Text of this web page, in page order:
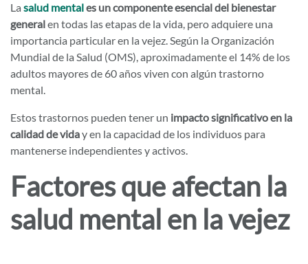
La salud mentales un componente esencial del bienestar
generalen todas las etapas de la vida, pero adquiere una
importancia particular en la vejez. Según la Organización
Mundial de la Salud (OMS), aproximadamente el 14% de los
adultos mayores de 60 años viven con algún trastorno
mental.
Estos trastornos pueden tener un impacto significativo en la
calidad de viday en la capacidad de los individuos para
mantenerse independientes y activos.
Factores que afectan la
salud mental en la vejez